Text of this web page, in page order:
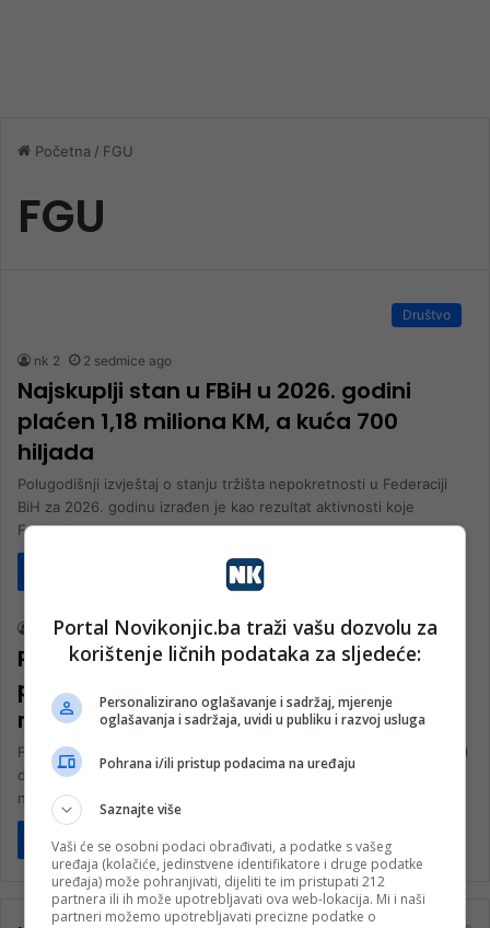
Početna / FGU
FGU
Društvo
nk 2 2 sedmice ago
Najskuplji stan u FBiH u 2026. godini
plaćen 1,18 miliona KM, a kuća 700
hiljada
Polugodišnji izvještaj o stanju tržišta nepokretnosti u Federaciji
BiH za 2026. godinu izrađen je kao rezultat aktivnosti koje
Federalna uprava…
nk 2 18. Marta 2026.
Prosječna cijena stana u FBiH u 2025.
porasla za 23 posto u odnosu na godinu
ranije
Federalna uprava za geodetske i imovinsko-pravne poslove (FGU)
danas je objavila da ukupan broj kupoprodajnih ugovora na tržištu
nekretnina u…
Pročitaj više
Portal Novikonjic.ba traži vašu dozvolu za
korištenje ličnih podataka za sljedeće:
Personalizirano oglašavanje i sadržaj, mjerenje
oglašavanja i sadržaja, uvidi u publiku i razvoj usluga
Pohrana i/ili pristup podacima na uređaju
Saznajte više
Vaši će se osobni podaci obrađivati, a podatke s vašeg
uređaja (kolačiće, jedinstvene identifikatore i druge podatke
uređaja) može pohranjivati, dijeliti te im pristupati 212
partnera ili ih može upotrebljavati ova web-lokacija. Mi i naši
partneri možemo upotrebljavati precizne podatke o